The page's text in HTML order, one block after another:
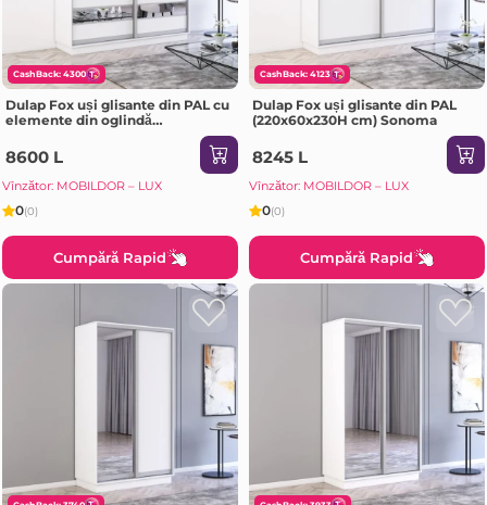
CashBack: 4300
Dulap Fox uși glisante din PAL cu
elemente din oglindă
8600 L
Vînzător: MOBILDOR – LUX
0(0)
Cumpără Rapid
CashBack: 4123
Dulap Fox uși glisante din PAL
(220x60x230H cm) Sonoma
8245 L
Vînzător: MOBILDOR – LUX
0(0)
Cumpără Rapid